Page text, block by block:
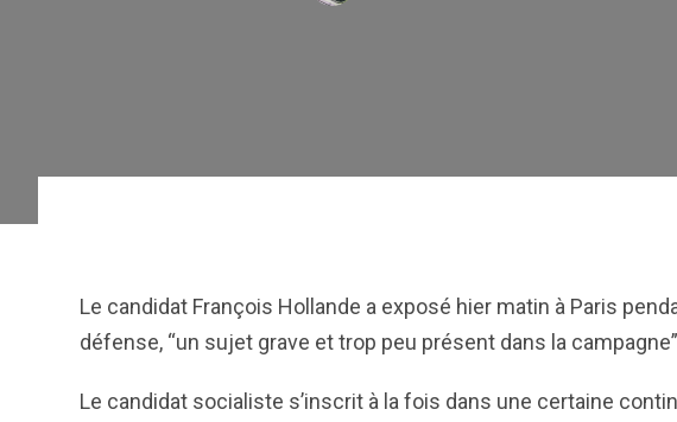
Le candidat François Hollande a exposé hier matin à Paris
défense, “un sujet grave et trop peu présent dans la
Le candidat socialiste s’inscrit à la fois dans une certaine